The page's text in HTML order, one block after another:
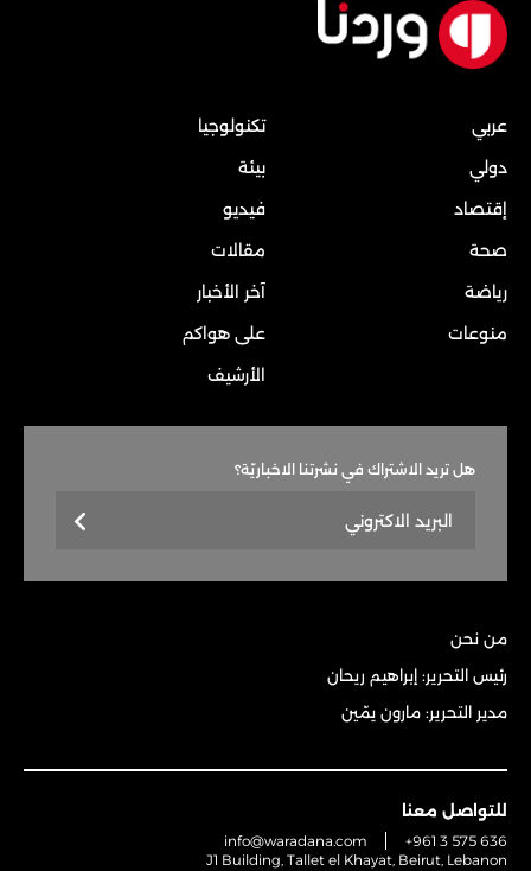
عربي
دولي
إقتصاد
صحة
رياضة
منوعات
تكنولوجيا
بيئة
فيديو
مقالات
آخر الأخبار
على هواكم
الأرشيف
هل تريد الاشتراك في نشرتنا الاخباريّة؟
من نحن
رئيس التحرير: إبراهيم ريحان
مدير التحرير: مارون يمّين
للتواصل معنا
info@waradana.com
+961 3 575 636
J1 Building, Tallet el Khayat, Beirut, Lebanon